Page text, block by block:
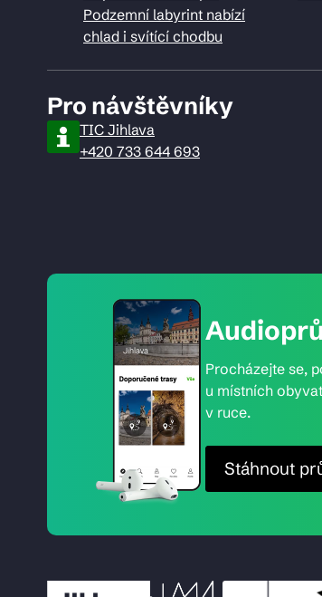
Podzemní labyrint nabízí
chlad i svítící chodbu
Pro návštěvníky
TIC Jihlava
+420 733 644 693
Procházejte se,
u místních
v ruce.
Stáhnout